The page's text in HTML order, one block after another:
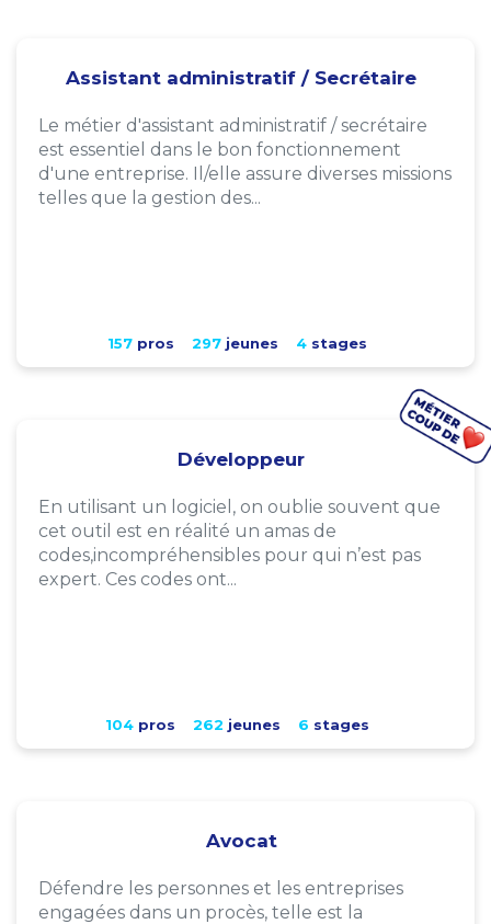
Assistant administratif / Secrétaire
Le métier d'assistant administratif / secrétaire
est essentiel dans le bon fonctionnement
d'une entreprise. Il/elle assure diverses missions
telles que la gestion des...
157pros 297jeunes 4stages
Développeur
En utilisant un logiciel, on oublie souvent que
cet outil est en réalité un amas de
codes,incompréhensibles pour qui n’est pas
expert. Ces codes ont...
104pros 262 jeunes 6 stages
Avocat
Défendre les personnes et les entreprises
engagées dans un procès, telle est la